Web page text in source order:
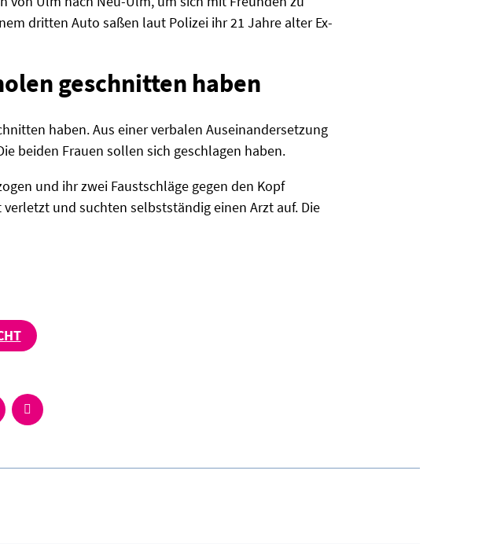
dritten Auto saßen laut Polizei ihr 21 Jahre alter Ex-
geschnitten haben
haben. Aus einer verbalen Auseinandersetzung
beiden Frauen sollen sich geschlagen haben.
und ihr zwei Faustschläge gegen den Kopf
und suchten selbstständig einen Arzt auf. Die